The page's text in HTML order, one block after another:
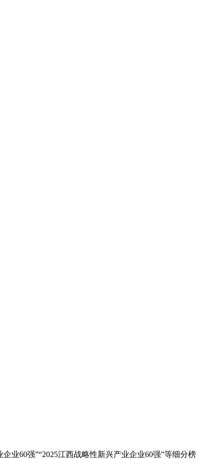
业60强”“2025江西战略性新兴产业企业60强”等细分榜